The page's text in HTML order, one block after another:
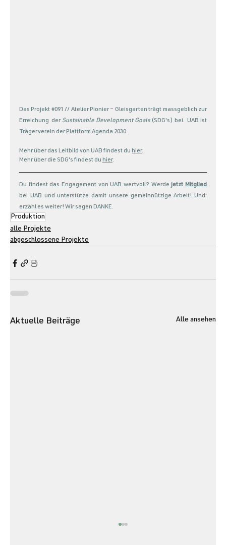
Das Projekt #091 // Atelier Pionier – Gleisgarten trägt massgeblich zur
Erreichung  der Sustainable Development Goals (SDG's) bei.  UAB ist
Trägerverein der Plattform Agenda 2030.
Mehr über das Leitbild von UAB findest du hier.
Mehr über die SDG's findest du hier.
Du findest das Engagement von UAB wertvoll? Werde jetzt Mitglied
bei UAB und unterstütze damit unsere gemeinnützige Arbeit! Und:
erzähl es weiter! Wir sagen DANKE.
Produktion
alle Projekte
abgeschlossene Projekte
Aktuelle Beiträge Alle ansehen